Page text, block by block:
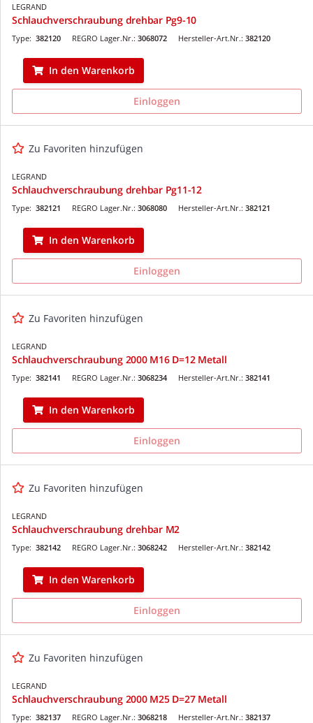
LEGRAND
Schlauchverschraubung drehbar Pg9-10
REGRO Lager.Nr.: 3068072
Type: 382120 Hersteller-Art.Nr.: 382120
In den Warenkorb
Einloggen
Zu Favoriten hinzufügen
LEGRAND
Schlauchverschraubung drehbar Pg11-12
REGRO Lager.Nr.: 3068080
Type: 382121 Hersteller-Art.Nr.: 382121
In den Warenkorb
Einloggen
Zu Favoriten hinzufügen
LEGRAND
Schlauchverschraubung 2000 M16 D=12 Metall
REGRO Lager.Nr.: 3068234
Type: 382141 Hersteller-Art.Nr.: 382141
In den Warenkorb
Einloggen
Zu Favoriten hinzufügen
LEGRAND
Schlauchverschraubung drehbar M2
REGRO Lager.Nr.: 3068242
Type: 382142 Hersteller-Art.Nr.: 382142
In den Warenkorb
Einloggen
Zu Favoriten hinzufügen
LEGRAND
Schlauchverschraubung 2000 M25 D=27 Metall
REGRO Lager.Nr.: 3068218
Type: 382137 Hersteller-Art.Nr.: 382137